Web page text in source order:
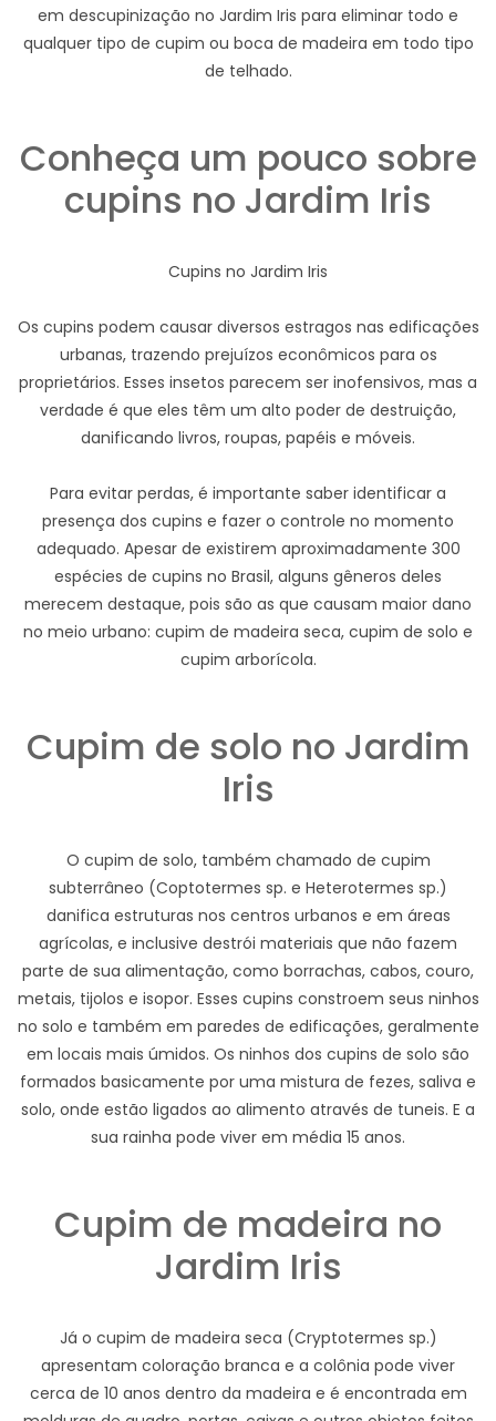
em descupinização no Jardim Iris para eliminar todo e
qualquer tipo de cupim ou boca de madeira em todo tipo
de telhado.
Conheça um pouco sobre
cupins no Jardim Iris
Cupins no Jardim Iris
Os cupins podem causar diversos estragos nas edificações
urbanas, trazendo prejuízos econômicos para os
proprietários. Esses insetos parecem ser inofensivos, mas a
verdade é que eles têm um alto poder de destruição,
danificando livros, roupas, papéis e móveis.
Para evitar perdas, é importante saber identificar a
presença dos cupins e fazer o controle no momento
adequado. Apesar de existirem aproximadamente 300
espécies de cupins no Brasil, alguns gêneros deles
merecem destaque, pois são as que causam maior dano
no meio urbano: cupim de madeira seca, cupim de solo e
cupim arborícola.
Cupim de solo no Jardim
Iris
O cupim de solo, também chamado de cupim
subterrâneo (Coptotermes sp. e Heterotermes sp.)
danifica estruturas nos centros urbanos e em áreas
agrícolas, e inclusive destrói materiais que não fazem
parte de sua alimentação, como borrachas, cabos, couro,
metais, tijolos e isopor. Esses cupins constroem seus ninhos
no solo e também em paredes de edificações, geralmente
em locais mais úmidos. Os ninhos dos cupins de solo são
formados basicamente por uma mistura de fezes, saliva e
solo, onde estão ligados ao alimento através de tuneis. E a
sua rainha pode viver em média 15 anos.
Cupim de madeira no
Jardim Iris
Já o cupim de madeira seca (Cryptotermes sp.)
apresentam coloração branca e a colônia pode viver
cerca de 10 anos dentro da madeira e é encontrada em